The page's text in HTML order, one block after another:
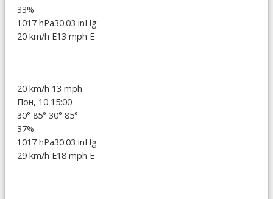
33%
1017 hPa30.03 inHg
20 km/h E13 mph E
20 km/h 13 mph
Пон, 10 15:00
30° 85° 30° 85°
37%
1017 hPa30.03 inHg
29 km/h E18 mph E